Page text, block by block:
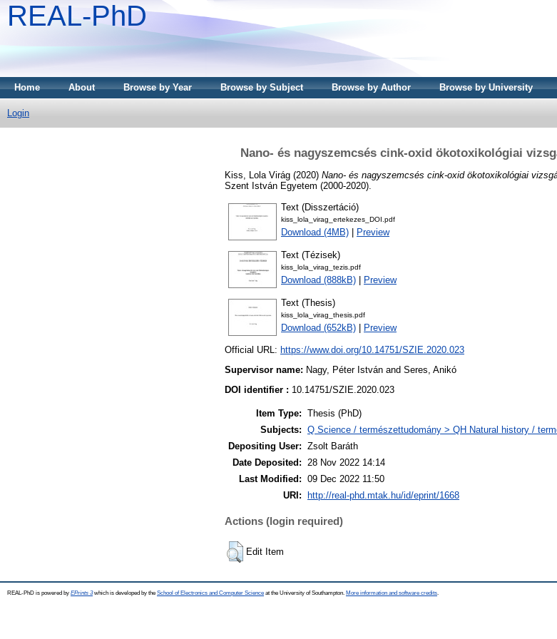
REAL-PhD
Home About Browse by Year Browse by Subject Browse by Author Browse by University
Login
Nano- és nagyszemcsés cink-oxid ökotoxikológiai
Kiss, Lola Virág (2020) Nano- és nagyszemcsés cink-oxid ökotoxikológiai
Szent István Egyetem (2000-2020).
Text (Disszertáció)
kiss_lola_virag_ertekezes_DOI.pdf
Download (4MB) Preview
Text (Tézisek)
kiss_lola_virag_tezis.pdf
Download (888kB) Preview
Text (Thesis)
kiss_lola_virag_thesis.pdf
Download (652kB) Preview
Official URL: https://www.doi.org/10.14751/SZIE.2020.023
Supervisor name: Nagy, Péter István and Seres, Anikó
DOI identifier : 10.14751/SZIE.2020.023
Item Type: Thesis (PhD)
Subjects: Q Science / természettudomány > QH Natural history /
Depositing User: Zsolt Baráth
Date Deposited:
28 Nov 2022 14:14
Last Modified: 09 Dec 2022 11:50
URI:
http://real-phd.mtak.hu/id/eprint/1668
Actions (login required)
Edit Item
REAL-PhD is powered by EPrints 3which is developed by the School of Electronics and Computer Science at the University of Southampton. More information and software credits